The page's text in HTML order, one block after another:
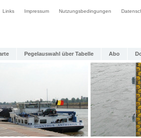
Links Impressum Nutzungsbedingungen
Pegelauswahl über Tabelle Abo